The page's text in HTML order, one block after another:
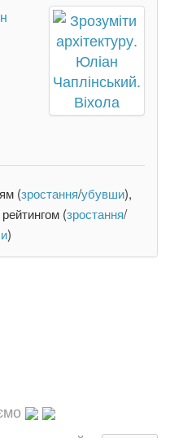
(зростання/убувши),
(зростання/
)